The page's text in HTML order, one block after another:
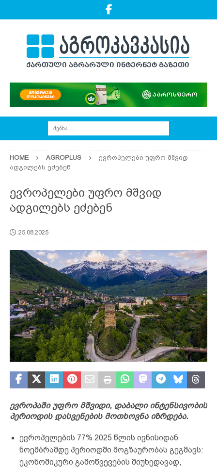
HOME AGROPLUS
ევროპელები უფრო მშვიდ
ადგილებს ეძებენ
ევროპელები უფრო მშვიდ
ადგილებს ეძებენ
25.08.2025
ევროპაში უფრო მშვიდი, დაბალი ინტენსივობის
პერიოდის დასვენების მოთხოვნა იზრდება.
ევროპელების 77% 2025 წლის ივნისიდან
ნოემბრამდე პერიოდში მოგზაურობას გეგმავს:
ეკონომიკური გამოწვევების მიუხედავად,